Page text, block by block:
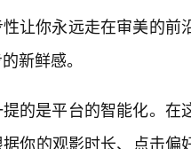
让你永远走在审美的前
新鲜感。
的是平台的智能化。
你的观影时长、点击